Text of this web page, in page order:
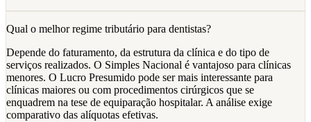
Qual o melhor regime tributário para dentistas?
Depende do faturamento, da estrutura da clínica e do tipo de
serviços realizados. O Simples Nacional é vantajoso para clínicas
menores. O Lucro Presumido pode ser mais interessante para
clínicas maiores ou com procedimentos cirúrgicos que se
enquadrem na tese de equiparação hospitalar. A análise exige
comparativo das alíquotas efetivas.